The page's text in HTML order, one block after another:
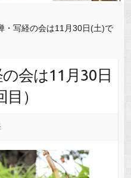
・写経の会は11月30日(土)で
会は11月30日
）